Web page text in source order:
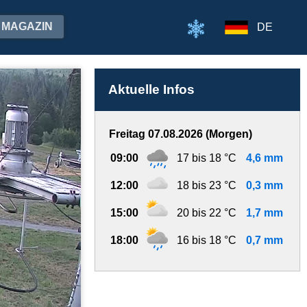
MAGAZIN DE
Aktuelle Infos
Freitag 07.08.2026 (Morgen)
09:00 17 bis 18 °C 4,6 mm
12:00 18 bis 23 °C 0,3 mm
15:00 20 bis 22 °C 1,7 mm
18:00 16 bis 18 °C 0,7 mm